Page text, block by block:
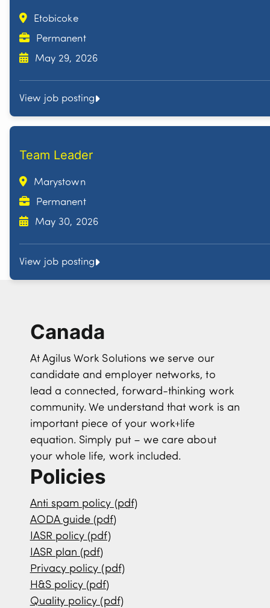
Etobicoke
Permanent
May 29, 2026
View job posting
Team Leader
Marystown
Permanent
May 30, 2026
View job posting
Canada
At Agilus Work Solutions we serve our
candidate and employer networks, to
lead a connected, forward-thinking work
community. We understand that work is an
important piece of your work+life
equation. Simply put – we care about
your whole life, work included.
Policies
Anti spam policy (pdf)
AODA guide (pdf)
IASR policy (pdf)
IASR plan (pdf)
Privacy policy (pdf)
H&S policy (pdf)
Quality policy (pdf)